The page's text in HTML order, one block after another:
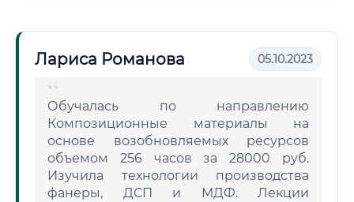
Лариса Романова 05.10.2023
Обучалась по направлению
Композиционные материалы на
основе возобновляемых ресурсов
объемом 256 часов за 28000 руб.
Изучила технологии производства
фанеры, ДСП и МДФ. Лекции